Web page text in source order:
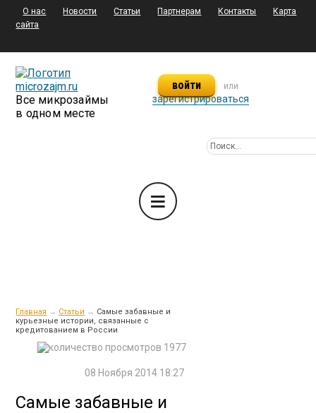
О нас Новости Статьи Партнерам Контакты
Карта
сайта
Все микрозаймы
в одном месте
войти или
зарегистрироваться
Главная → Статьи → Самые забавные и
курьезные истории, связанные с
кредитованием в России
1977
08 Ноября 2014 18:27
Самые забавные и